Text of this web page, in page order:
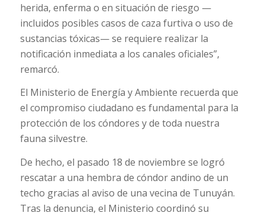
herida, enferma o en situación de riesgo —
incluidos posibles casos de caza furtiva o uso de
sustancias tóxicas— se requiere realizar la
notificación inmediata a los canales oficiales”,
remarcó.
El Ministerio de Energía y Ambiente recuerda que
el compromiso ciudadano es fundamental para la
protección de los cóndores y de toda nuestra
fauna silvestre.
De hecho, el pasado 18 de noviembre se logró
rescatar a una hembra de cóndor andino de un
techo gracias al aviso de una vecina de Tunuyán.
Tras la denuncia, el Ministerio coordinó su